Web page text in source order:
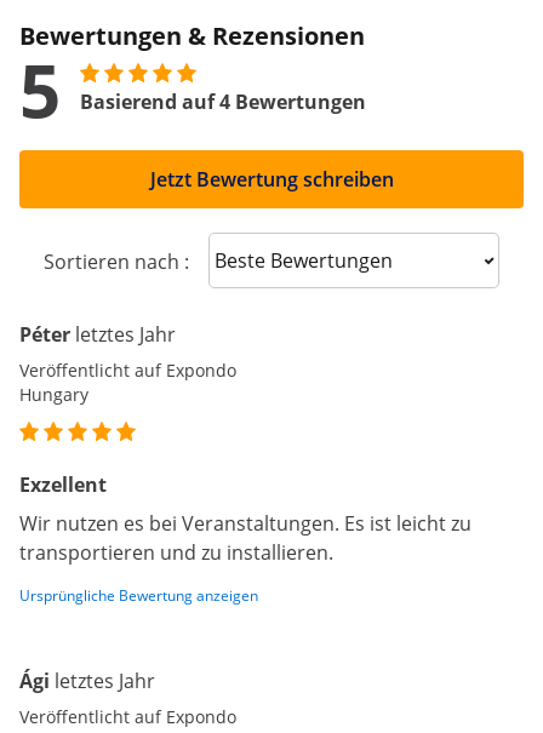
Bewertungen & Rezensionen
5 Basierend auf 4 Bewertungen
Jetzt Bewertung schreiben
Sortieren nach : Sort reviews
Péter letztes Jahr
Veröffentlicht auf Expondo
Hungary
Exzellent
Wir nutzen es bei Veranstaltungen. Es ist leicht zu
transportieren und zu installieren.
Ursprüngliche Bewertung anzeigen
Ági letztes Jahr
Veröffentlicht auf Expondo